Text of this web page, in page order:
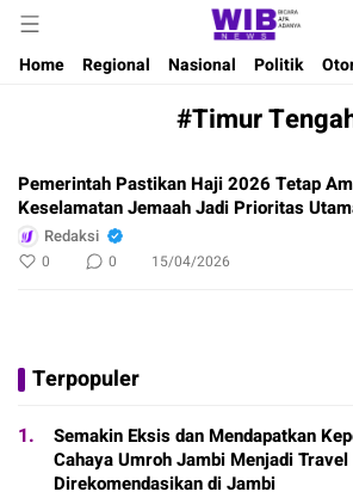
Wibnews
Waktu Indonesia Bicara
Home
Regional Nasional Politik
#Timur
Pemerintah Pastikan Haji 2026 Tetap
Keselamatan Jemaah Jadi Prioritas
Redaksi
0 0 15/04/2026
Terpopuler
1.
Semakin Eksis dan Mendapatkan
Cahaya Umroh Jambi Menjadi
Direkomendasikan di Jambi